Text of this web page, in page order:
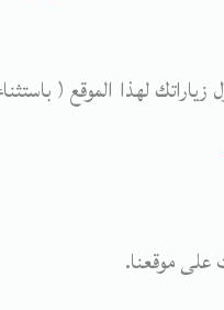
لهذا الموقع (
على موقعنا.